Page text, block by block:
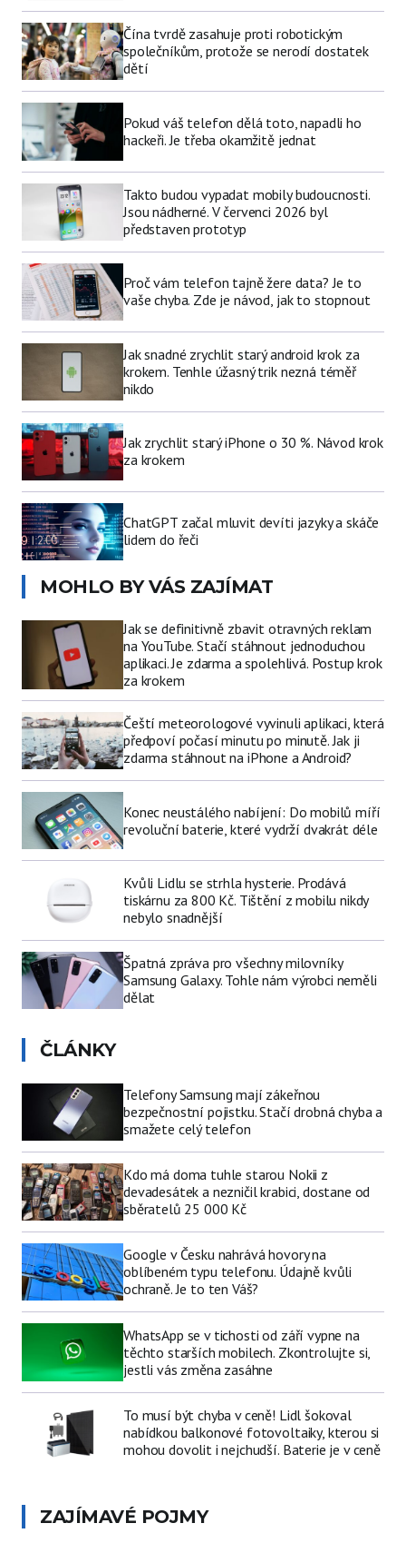
Čína tvrdě zasahuje proti robotickým
společníkům, protože se nerodí dostatek
dětí
Pokud váš telefon dělá toto, napadli ho
hackeři. Je třeba okamžitě jednat
Takto budou vypadat mobily budoucnosti.
Jsou nádherné. V červenci 2026 byl
představen prototyp
Proč vám telefon tajně žere data? Je to
vaše chyba. Zde je návod, jak to stopnout
Jak snadné zrychlit starý android krok za
krokem. Tenhle úžasný trik nezná téměř
nikdo
Jak zrychlit starý iPhone o 30 %. Návod krok
za krokem
ChatGPT začal mluvit devíti jazyky a skáče
lidem do řeči
MOHLO BY VÁS ZAJÍMAT
Jak se definitivně zbavit otravných reklam
na YouTube. Stačí stáhnout jednoduchou
aplikaci. Je zdarma a spolehlivá. Postup krok
za krokem
Čeští meteorologové vyvinuli aplikaci, která
předpoví počasí minutu po minutě. Jak ji
zdarma stáhnout na iPhone a Android?
Konec neustálého nabíjení: Do mobilů míří
revoluční baterie, které vydrží dvakrát déle
Kvůli Lidlu se strhla hysterie. Prodává
tiskárnu za 800 Kč. Tištění z mobilu nikdy
nebylo snadnější
Špatná zpráva pro všechny milovníky
Samsung Galaxy. Tohle nám výrobci neměli
dělat
ČLÁNKY
Telefony Samsung mají zákeřnou
bezpečnostní pojistku. Stačí drobná chyba a
smažete celý telefon
Kdo má doma tuhle starou Nokii z
devadesátek a nezničil krabici, dostane od
sběratelů 25 000 Kč
Google v Česku nahrává hovory na
oblíbeném typu telefonu. Údajně kvůli
ochraně. Je to ten Váš?
WhatsApp se v tichosti od září vypne na
těchto starších mobilech. Zkontrolujte si,
jestli vás změna zasáhne
To musí být chyba v ceně! Lidl šokoval
nabídkou balkonové fotovoltaiky, kterou si
mohou dovolit i nejchudší. Baterie je v ceně
ZAJÍMAVÉ POJMY